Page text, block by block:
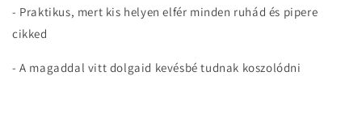
- Praktikus, mert kis helyen elfér minden ruhád és pipere
cikked
- A magaddal vitt dolgaid kevésbé tudnak koszolódni